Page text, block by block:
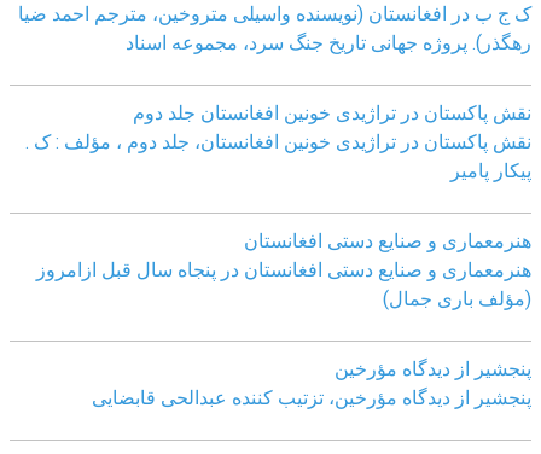
ک ج ب در افغانستان (نویسنده واسیلی متروخین، مترجم احمد ضیا
رهگذر). پروژه جهانی تاریخ جنگ سرد، مجموعه اسناد
نقش پاکستان در تراژیدی خونین افغانستان جلد دوم
نقش پاکستان در تراژیدی خونین افغانستان، جلد دوم ، مؤلف : ک .
پیکار پامیر
هنرمعماری و صنایع دستی افغانستان
هنرمعماری و صنایع دستی افغانستان در پنجاه سال قبل ازامروز
(مؤلف باری جمال)
پنجشیر از دیدگاه مؤرخین
پنجشیر از دیدگاه مؤرخین، تزتیب کننده عبدالحی قابضايی